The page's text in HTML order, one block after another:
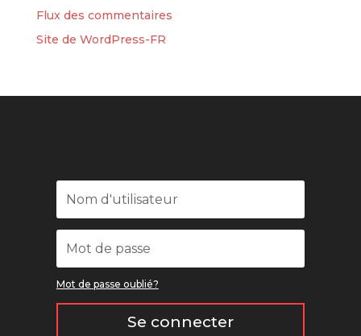
Flux des commentaires
Site de WordPress-FR
Mot de passe oublié?
Se connecter